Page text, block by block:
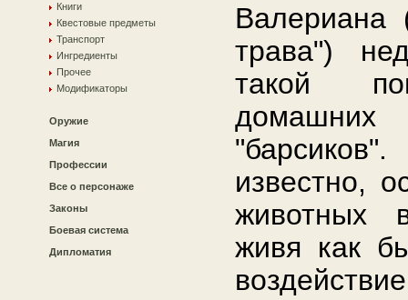
Книги
Квестовые предметы
Транспорт
Ингредиенты
Прочее
Модификаторы
Оружие
Магия
Профессии
Все о персонаже
Законы
Боевая система
Дипломатия
Валериана
трава")
такой
известно,
животных
живя как